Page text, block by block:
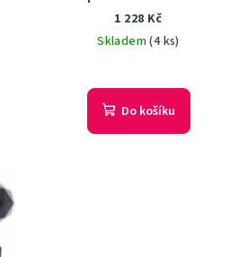
dámská 100 ml
1 228 Kč
Skladem(4 ks)
Do košíku